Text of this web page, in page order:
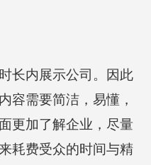
长内展示公司。因此
容需要简洁，易懂，
更加了解企业，尽量
耗费受众的时间与精